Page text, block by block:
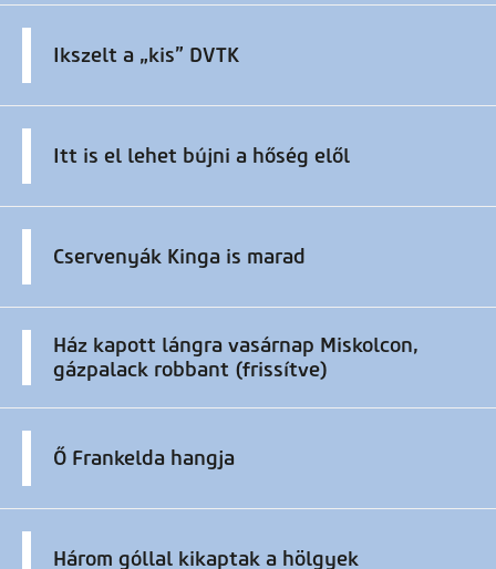
Ikszelt a „kis” DVTK
Itt is el lehet bújni a hőség elől
Cservenyák Kinga is marad
Ház kapott lángra vasárnap Miskolcon,
gázpalack robbant (frissítve)
Ő Frankelda hangja
Három góllal kikaptak a hölgyek